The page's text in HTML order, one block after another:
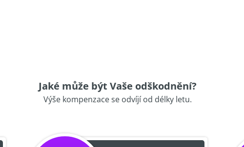
Jaké může být Vaše odškodnění?
Výše kompenzace se odvíjí od délky letu.